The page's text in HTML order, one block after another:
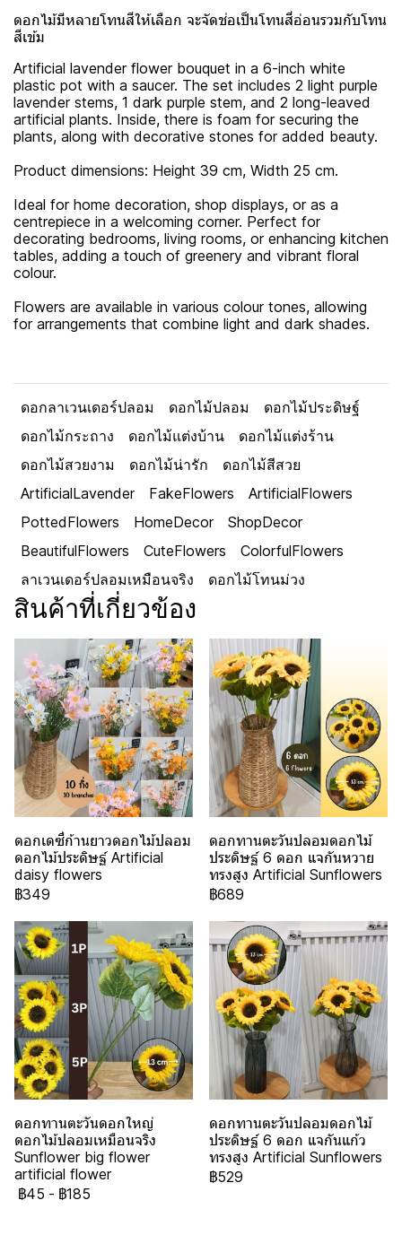
ดอกไม้มีหลายโทนสีให้เลือก จะจัดช่อเป็นโทนสี่อ่อนรวมกับโทน
สีเข้ม
Artificial lavender flower bouquet in a 6-inch white
plastic pot with a saucer. The set includes 2 light purple
lavender stems, 1 dark purple stem, and 2 long-leaved
artificial plants. Inside, there is foam for securing the
plants, along with decorative stones for added beauty.
Product dimensions: Height 39 cm, Width 25 cm.
Ideal for home decoration, shop displays, or as a
centrepiece in a welcoming corner. Perfect for
decorating bedrooms, living rooms, or enhancing kitchen
tables, adding a touch of greenery and vibrant floral
colour.
Flowers are available in various colour tones, allowing
for arrangements that combine light and dark shades.
ดอกลาเวนเดอร์ปลอม ดอกไม้ปลอม
ดอกไม้ประดิษฐ์
ดอกไม้กระถาง
ดอกไม้แต่งบ้าน
ดอกไม้แต่งร้าน
ดอกไม้สวยงาม
ดอกไม้น่ารัก
ดอกไม้สีสวย
ArtificialLavender
FakeFlowers
ArtificialFlowers
PottedFlowers
HomeDecor
ShopDecor
BeautifulFlowers
CuteFlowers
ColorfulFlowers
ลาเวนเดอร์ปลอมเหมือนจริง
ดอกไม้โทนม่วง
สินค้าที่เกี่ยวข้อง
ดอกเดซี่ก้านยาวดอกไม้ปลอม
ดอกไม้ประดิษฐ์ Artificial
daisy flowers
฿349
ดอกทานตะวันปลอมดอกไม้
ประดิษฐ์ 6 ดอก แจกันหวาย
ทรงสูง Artificial Sunflowers
฿689
ดอกทานตะวันดอกใหญ่
ดอกไม้ปลอมเหมือนจริง
Sunflower big flower
artificial flower
฿45 - ฿185
ดอกทานตะวันปลอมดอกไม้
ประดิษฐ์ 6 ดอก แจกันแก้ว
ทรงสูง Artificial Sunflowers
฿529